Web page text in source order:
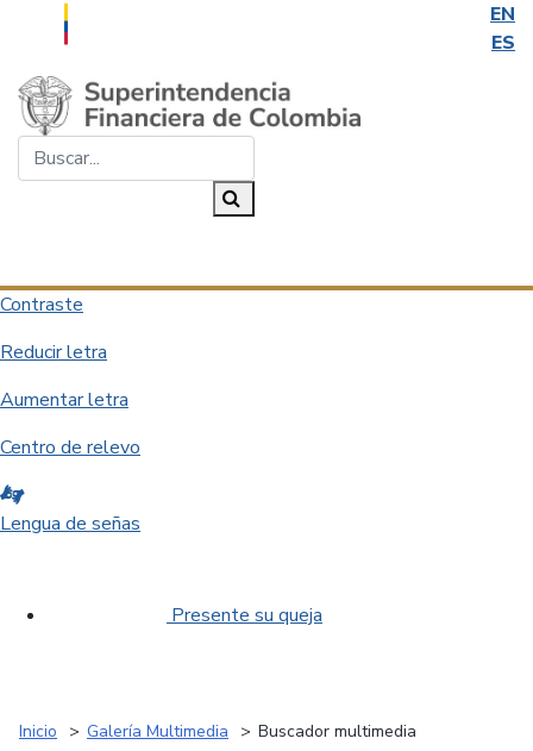
EN
ES
Saltar al contenido principal
Contraste
Reducir letra
Aumentar letra
Centro de relevo
Lengua de señas
Presente su queja
Inicio Galería Multimedia Buscador multimedia